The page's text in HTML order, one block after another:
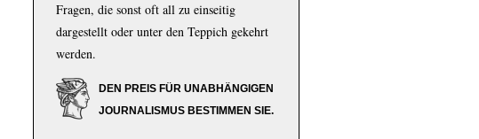
Fragen, die sonst oft all zu einseitig
dargestellt oder unter den Teppich gekehrt
werden.
DEN PREIS FÜR UNABHÄNGIGEN
JOURNALISMUS BESTIMMEN SIE.